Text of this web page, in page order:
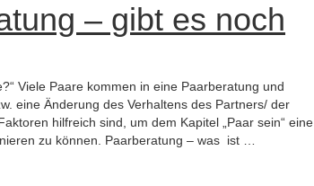
– gibt es noch
Viele Paare kommen in eine Paarberatung und
eine Änderung des Verhaltens des Partners/ der
hilfreich sind, um dem Kapitel „Paar sein“ eine
zu können. Paarberatung – was ist …